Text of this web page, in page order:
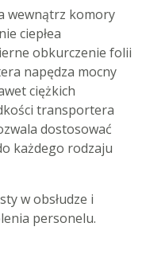
wewnątrz komory
ciepłea
obkurczenie folii
napędza mocny
ciężkich
transportera
dostosować
każdego rodzaju
w obsłudze i
personelu.